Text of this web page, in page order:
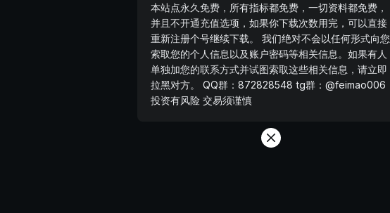
本站点永久免费，所有指标都免费，一切资料都免费，
并且不开通充值选项，如果你下载次数用完，可以直接
重新注册个号继续下载。 我们绝对不会以任何形式向您
索取您的个人信息以及账户密码等相关信息。如果有人
单独加您的联系方式并试图索取这些相关信息，请立即
拉黑对方。 QQ群：872828548 tg群：@feimao006
投资有风险 交易须谨慎